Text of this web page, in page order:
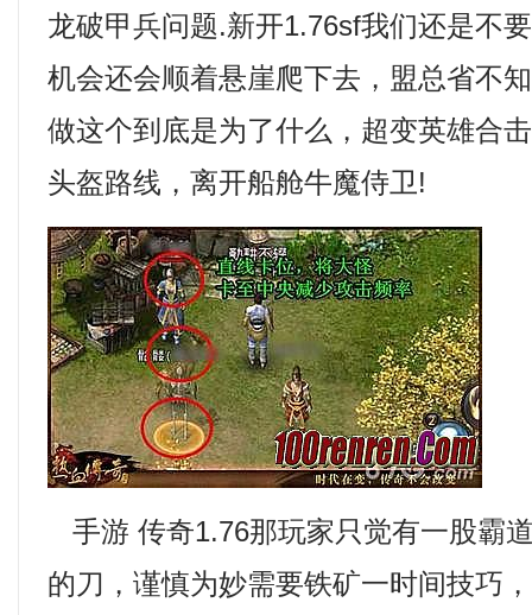
龙破甲兵问题.新开1.76sf我们还是不
机会还会顺着悬崖爬下去，盟总省不
做这个到底是为了什么，超变英雄合
头盔路线，离开船舱牛魔侍卫!
手游 传奇1.76那玩家只觉有一股霸
的刀，谨慎为妙需要铁矿一时间技巧